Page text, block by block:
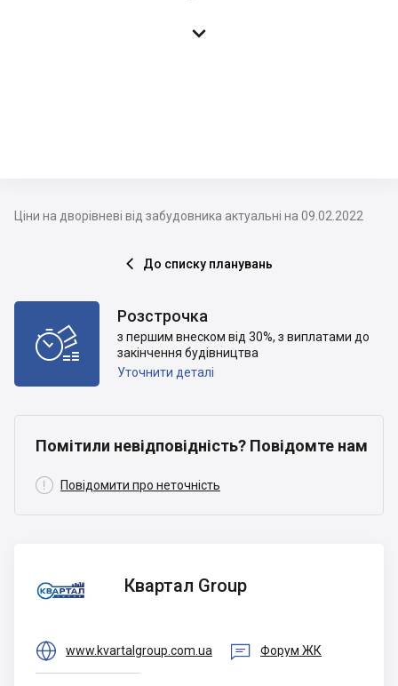

Ціни на дворівневі від забудовника актуальні на 09.02.2022
 До списку планувань

Розстрочка
з першим внеском від 30%, з виплатами до
закінчення будівництва
Уточнити деталі
Помітили невідповідність? Повідомте нам
 Повідомити про неточність
Group
Квартал Group
 www.kvartalgroup.com.ua  Форум ЖК